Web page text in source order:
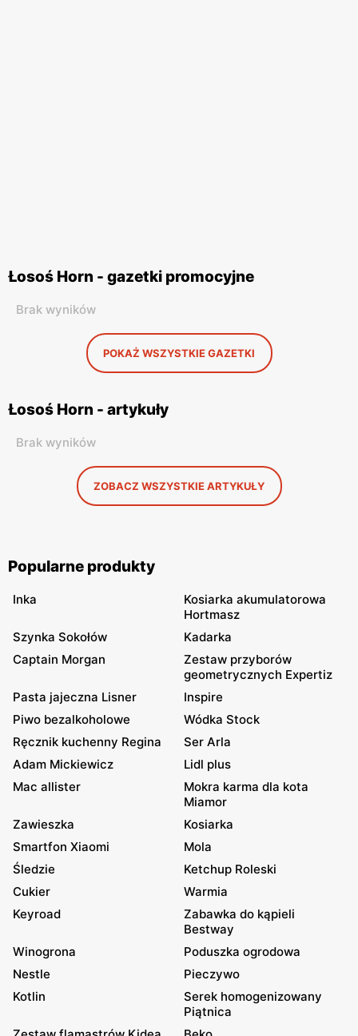
Łosoś Horn - gazetki promocyjne
Brak wyników
POKAŻ WSZYSTKIE GAZETKI
Łosoś Horn - artykuły
Brak wyników
ZOBACZ WSZYSTKIE ARTYKUŁY
Popularne produkty
Inka
Kosiarka akumulatorowa
Hortmasz
Szynka Sokołów
Kadarka
Captain Morgan
Zestaw przyborów
geometrycznych Expertiz
Pasta jajeczna Lisner
Inspire
Piwo bezalkoholowe
Wódka Stock
Ręcznik kuchenny Regina
Ser Arla
Adam Mickiewicz
Lidl plus
Mac allister
Mokra karma dla kota
Miamor
Zawieszka
Kosiarka
Smartfon Xiaomi
Mola
Śledzie
Ketchup Roleski
Cukier
Warmia
Keyroad
Zabawka do kąpieli
Bestway
Winogrona
Poduszka ogrodowa
Nestle
Pieczywo
Kotlin
Serek homogenizowany
Piątnica